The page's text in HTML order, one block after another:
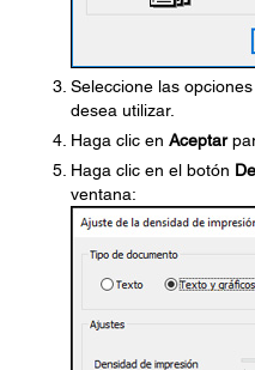
Seleccione las
desea utilizar.
Haga clic en Aceptar
Haga clic en el botón
ventana: